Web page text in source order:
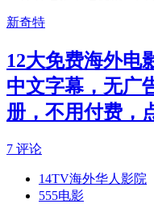
新奇特
12大免费海外电
中文字幕，无广
册，不用付费，
7 评论
14TV海外华人影院
555电影